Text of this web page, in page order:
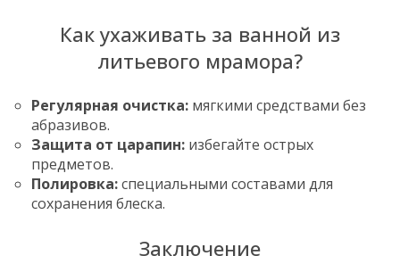
Как ухаживать за ванной из
литьевого мрамора?
Регулярная очистка: мягкими средствами без
абразивов.
Защита от царапин: избегайте острых
предметов.
Полировка:специальными составами для
сохранения блеска.
Заключение